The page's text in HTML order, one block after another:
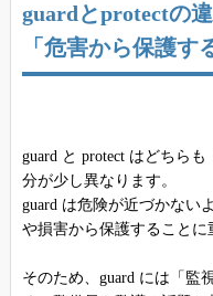
guardとprotectの
「危害から保護す
guard と protect はどちら
分が少し異なります。
guard は危険が近づかない
や損害から保護することに
そのため、guard には「監